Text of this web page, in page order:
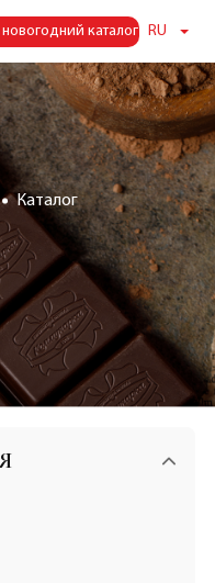
новогодний каталог RU
Каталог